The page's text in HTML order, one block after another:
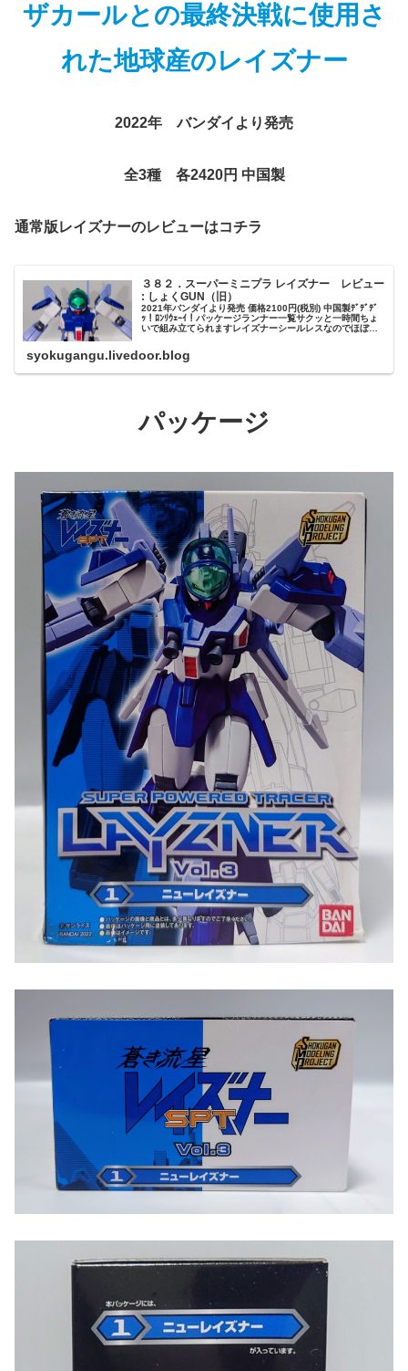
ザカールとの最終決戦に使用さ
れた地球産のレイズナー
2022年 バンダイより発売
全3種 各2420円 中国製
通常版レイズナーのレビューはコチラ
３８２．スーパーミニプラ レイズナー レビュー
: しょくGUN（旧）
2021年バンダイより発売 価格2100円(税別) 中国製ﾃﾞﾃﾞﾃﾞ
ｯ！ﾛﾝﾘｳｪｰｲ！パッケージランナー一覧サクッと一時間ちょ
いで組み立てられますレイズナーシールレスなのでほぼ完
syokugangu.livedoor.blog
パッケージ